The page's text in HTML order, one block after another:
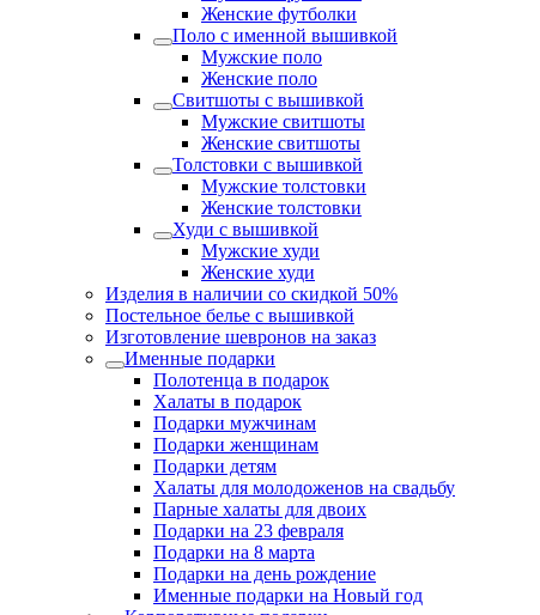
Женские футболки
Поло с именной вышивкой
Мужские поло
Женские поло
Свитшоты с вышивкой
Мужские свитшоты
Женские свитшоты
Толстовки с вышивкой
Мужские толстовки
Женские толстовки
Худи с вышивкой
Мужские худи
Женские худи
Изделия в наличии со скидкой 50%
Постельное белье с вышивкой
Изготовление шевронов на заказ
Именные подарки
Полотенца в подарок
Халаты в подарок
Подарки мужчинам
Подарки женщинам
Подарки детям
Халаты для молодоженов на свадьбу
Парные халаты для двоих
Подарки на 23 февраля
Подарки на 8 марта
Подарки на день рождение
Именные подарки на Новый год